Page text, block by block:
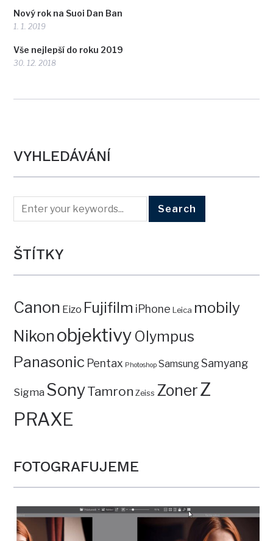
Nový rok na Suoi Dan Ban
1. 1. 2019
Vše nejlepší do roku 2019
30. 12. 2018
VYHLEDÁVÁNÍ
ŠTÍTKY
Canon Eizo Fujifilm iPhone Leica mobily
Nikon objektivy Olympus
Panasonic Pentax Photoshop SamsungSamyang
Sigma SonyTamron Zeiss ZonerZ
PRAXE
FOTOGRAFUJEME